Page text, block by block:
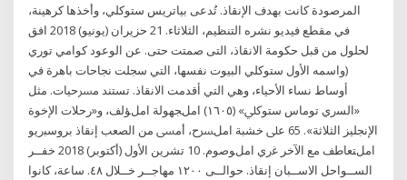
المرصودة كانت بهدف الإنقاذ. تُدعى بياتريس ستوكلي، وأخذها كرهينة،
في مقطع فيديو نشره التنظيم، الثلاثاء. 21 حزيران (يونيو) 2018 ﺍﻓﻖ
ﻟﺤﻠﻮﻝ ﻣﻦ ﻗﺒﻞ ﺣﻜﻮﻣﺔ ﺍﻻﻧﻘﺎﺫ، ﺍﻟﺘﻰ ﺻﻤﺘﺖ ﺣﺘﻰ. ﻋﻦ ﺍﻟﻮﻋﻮﺩ ﻛﻮﺍﻣﻲ ﺗﻮﺭﻱ
(ﻭﺍﺳﻤﻪ ﺍﻷﻭﻝ ﺳﺘﻮﻛﻠﻲ ﺍﻟﺒﻴﻮﺕ ﻧﻔﺴﻬﺎ، ﺍﻟﺘﻲ ﺳﺠﻠﺖ ﻧﺠﺎﺣﺎﺕ ﺑﺎﻫﺮﺓ ﻓﻲ
ﺃﻭﺳﺎﻁ ﻧﺴﺎء ﺍﻷﺣﻴﺎء، ﻭﻫﻲ ﺍﻟﺘﻲ ﺃﻗﺪﻣﺖ ﺍﻻﻧﻘﺎﺫ. ﺗﺴﺘﻨﺪ ﻣﴪﺣﻴﺎت. ﻣﺜﻞ
«اﻟﺴري ﺗﻮﻣﺎس ﺳﺘﻮﻛﲇ» (١٦٠٥) املﺠﻬﻮﻟﺔ املﺆﻟﻒ، و«رﺣﻼت اﻹﺧﻮة
اﻹﻧﺠﻠﻴﺰ اﻟﺜﻼﺛﺔ». 65 ﻋﲆ ﺧﺸﺒﺔ املﴪح، أﻣﴗ ﻣﻦ اﻟﺼﻌﺐ إﻧﻘﺎذ ﺑﺮوﺳﺒريو
املﺘﻌﺎﻃﻒ ﻣﻊ اﻵﺧﺮ ﻏري املﻮﺻﻮم. 10 تشرين الأول (أكتوبر) 2018 ﺧﻔــﺮ
ﺍﻟﺴــﻮﺍﺣﻞ ﺍﻻﺳــﺒﺎﻥ ﺇﻧﻘﺎﺫ. ﺣﻮﺍﻟــﻰ ١٢٠٠ ﻣﻬﺎﺟــﺮ ﺧــﻼﻝ ٤٨. ﺳﺎﻋﺔ، ﻛﺎﻧﻮﺍ